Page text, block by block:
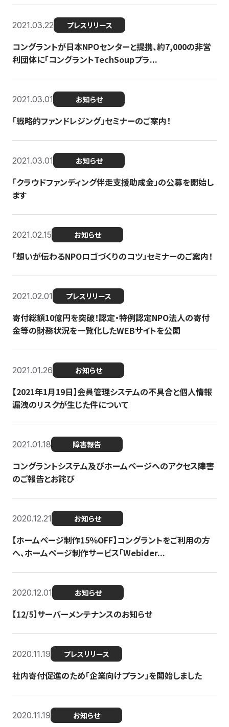
2021.03.22 プレスリリース
コングラントが日本NPOセンターと提携、約7,000の非営
利団体に「コングラントTechSoupプラ...
2021.03.01 お知らせ
「戦略的ファンドレジング」セミナーのご案内！
2021.03.01 お知らせ
「クラウドファンディング伴走支援助成金」の公募を開始し
ます
2021.02.15 お知らせ
「想いが伝わるNPOロゴづくりのコツ」セミナーのご案内！
2021.02.01 プレスリリース
寄付総額10億円を突破！認定・特例認定NPO法人の寄付
金等の財務状況を一覧化したWEBサイトを公開
2021.01.26 お知らせ
【2021年1月19日】会員管理システムの不具合と個人情報
漏洩のリスクが生じた件について
2021.01.18 障害報告
コングラントシステム及びホームページへのアクセス障害
のご報告とお詫び
2020.12.21 お知らせ
【ホームページ制作15％OFF】コングラントをご利用の方
へ、ホームページ制作サービス「Webider...
2020.12.01 お知らせ
【12/5】サーバーメンテナンスのお知らせ
2020.11.19 プレスリリース
社内寄付促進のため「企業向けプラン」を開始しました
2020.11.19 お知らせ